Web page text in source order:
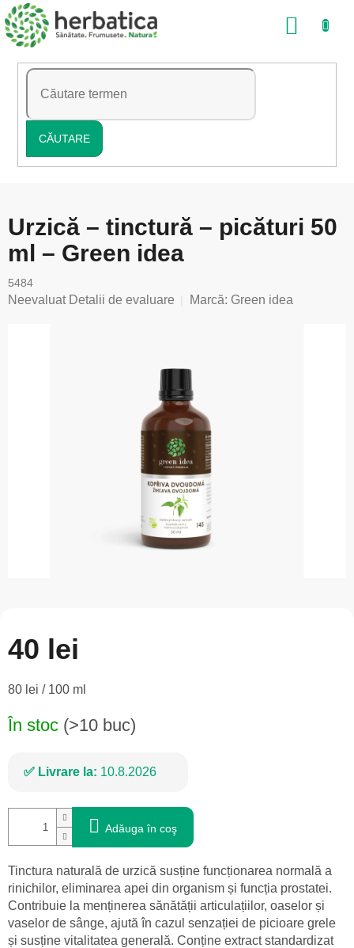
Treci
la
conținut
CĂUTARE
COŞ
Urzică – tinctură – picături 50
ml – Green idea
5484
Evaluarea
Neevaluat Detalii de evaluare Marcă: Green idea
40 lei
Evaluare
80 lei / 100 ml
În stoc (>10 buc)
Livrare la: 10.8.2026
Adăuga în coş
Tinctura naturală de urzică susține funcționarea normală a
rinichilor, eliminarea apei din organism și funcția prostatei.
Contribuie la menținerea sănătății articulațiilor, oaselor și
vaselor de sânge, ajută în cazul senzației de picioare grele
și susține vitalitatea generală. Conține extract standardizat